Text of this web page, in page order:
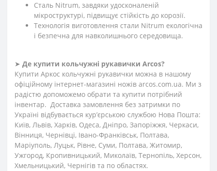
Сталь Nitrum, завдяки удосконаленій
мікроструктурі, підвищує стійкість до корозії.
Технологія виготовлення стали Nitrum екологічна
і безпечна для навколишнього середовища.
➤ Де купити кольчужні рукавички Arcos?
Купити Аркос кольчужні рукавички можна в нашому
офіційному інтернет-магазині ножів arcos.com.ua. Ми з
радістю допоможемо обрати та купити потрібний
інвентар. Доставка замовлення без затримки по
Україні відбувається кур’єрською службою Нова Пошта:
Київ, Львів, Харків, Одеса, Дніпро, Запоріжжя, Черкаси,
Вінниця, Чернівці, Івано-Франківськ, Полтава,
Маріуполь, Луцьк, Рівне, Суми, Полтава, Житомир,
Ужгород, Кропивницький, Миколаїв, Тернопіль, Херсон,
Хмельницький, Чернігів та по областях.